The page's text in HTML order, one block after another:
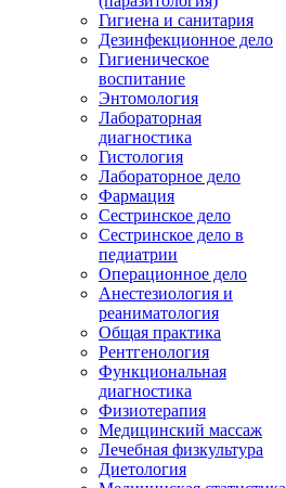
Гигиена и санитария
Дезинфекционное дело
Гигиеническое
воспитание
Энтомология
Лабораторная
диагностика
Гистология
Лабораторное дело
Фармация
Сестринское дело
Сестринское дело в
педиатрии
Операционное дело
Анестезиология и
реаниматология
Общая практика
Рентгенология
Функциональная
диагностика
Физиотерапия
Медицинский массаж
Лечебная физкультура
Диетология